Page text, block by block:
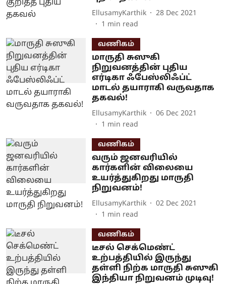
EllusamyKarthik
28 Dec 2021
1 min read
வணிகம்
மாருதி சுஸுகி
நிறுவனத்தின் புதிய
எர்டிகா ஃபேஸ்லிஃப்ட்
மாடல் தயாராகி வருவதாக
தகவல்!
EllusamyKarthik
06 Dec 2021
1 min read
வணிகம்
வரும் ஜனவரியில்
கார்களின் விலையை
உயர்த்துகிறது மாருதி
நிறுவனம்!
EllusamyKarthik
02 Dec 2021
1 min read
வணிகம்
டீசல் செக்மெண்ட்
உற்பத்தியில் இருந்து
தள்ளி நிற்க மாருதி சுஸுகி
இந்தியா நிறுவனம் முடிவு!